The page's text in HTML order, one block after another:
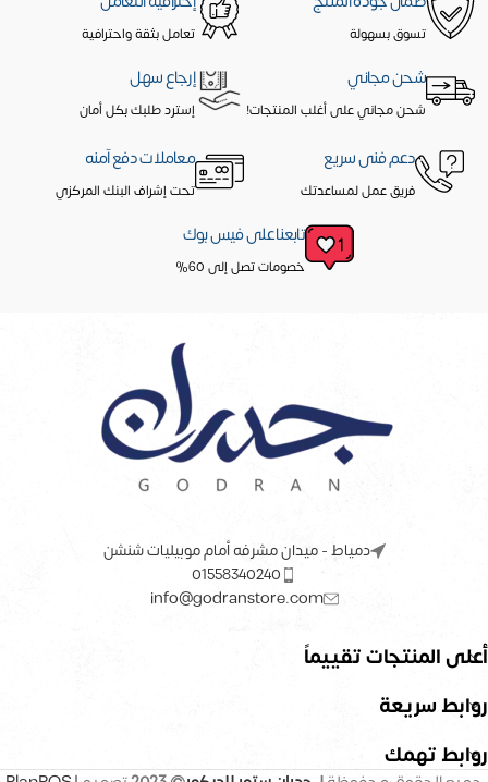
تسوق بسهولة تعامل بثقة واحترافية
شحن مجاني
شحن مجاني على أغلب المنتجات!
إرجاع سهل
إسترد طلبك بكل أمان
دعم فنى سريع
فريق عمل لمساعدتك
معاملات دفع آمنه
تحت إشراف البنك المركزي
تابعنا على فيس بوك
خصومات تصل إلى 60%
دمياط - ميدان مشرفه أمام موبيليات شنشن
01558340240
info@godranstore.com
أعلى المنتجات تقييماً
روابط سريعة
روابط تهمك